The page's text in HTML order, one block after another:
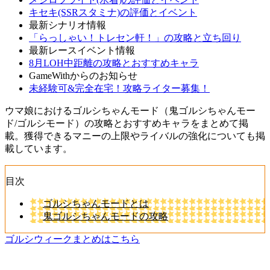
キセキ(SSRスタミナ)の評価とイベント
最新シナリオ情報
「らっしゃい！トレセン軒！」の攻略と立ち回り
最新レースイベント情報
8月LOH中距離の攻略とおすすめキャラ
GameWithからのお知らせ
未経験可&完全在宅！攻略ライター募集！
ウマ娘におけるゴルシちゃんモード（鬼ゴルシちゃんモー
ド/ゴルシモード）の攻略とおすすめキャラをまとめて掲
載。獲得できるマニーの上限やライバルの強化についても掲
載しています。
目次
ゴルシちゃんモードとは
鬼ゴルシちゃんモードの攻略
ゴルシウィークまとめはこちら